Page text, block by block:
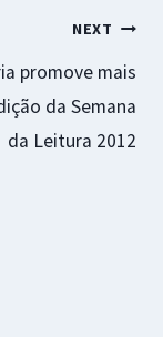
NEXT
promove mais
da Semana
da Leitura 2012